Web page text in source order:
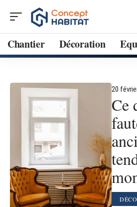
Chantier Décoration
20
Ce